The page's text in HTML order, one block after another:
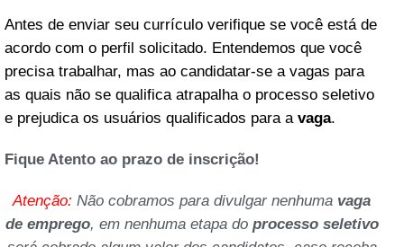
Antes de enviar seu currículo verifique se você está de
acordo com o perfil solicitado. Entendemos que você
precisa trabalhar, mas ao candidatar-se a vagas para
as quais não se qualifica atrapalha o processo seletivo
e prejudica os usuários qualificados para a vaga.
Fique Atento ao prazo de inscrição!
Atenção: Não cobramos para divulgar nenhuma vaga
de emprego, em nenhuma etapa do processo seletivo